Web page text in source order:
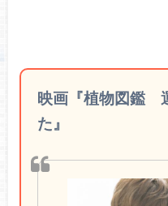
映画『植物図鑑
た』